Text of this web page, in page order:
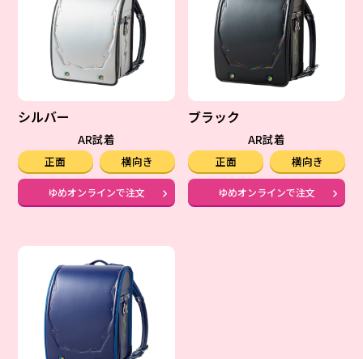
シルバー
AR試着
正面 横向き
ゆめオンラインで注文
ブラック
AR試着
正面 横向き
ゆめオンラインで注文